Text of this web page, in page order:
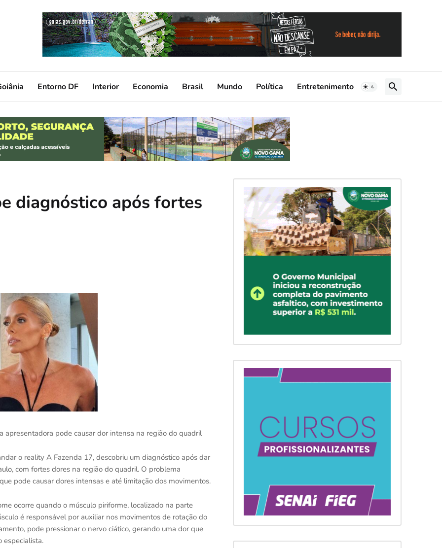
Entorno DF Interior Economia Brasil Mundo Política Entretenimento
diagnóstico após fortes
apresentadora pode causar dor intensa na região do quadril
o reality A Fazenda 17, descobriu um diagnóstico após dar
com fortes dores na região do quadril. O problema
pode causar dores intensas e até limitação dos movimentos.
ocorre quando o músculo piriforme, localizado na parte
é responsável por auxiliar nos movimentos de rotação do
pode pressionar o nervo ciático, gerando uma dor que
especialista.